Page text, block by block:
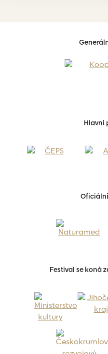
Hlavní
Festival se koná